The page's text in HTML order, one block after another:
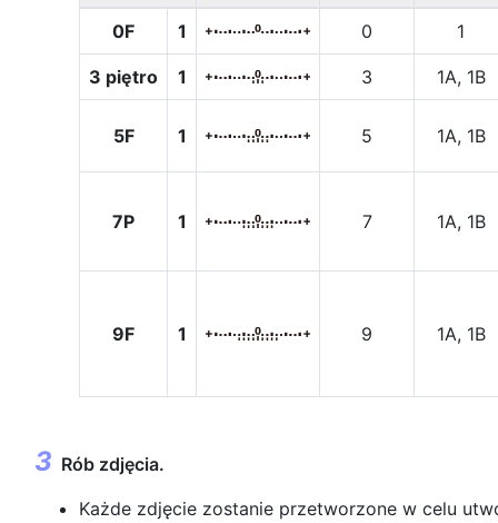
0F 1 0 1
3 piętro 1 3 1A, 1B
5F 1 5 1A, 1B
7P 1 7 1A, 1B
9F 1 9 1A, 1B
Rób zdjęcia.
Każde zdjęcie zostanie przetworzone w celu